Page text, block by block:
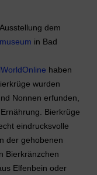
dem
in Bad
haben
wurden
Nonnen erfunden,
Bierkrüge
eindrucksvolle
der gehobenen
Bierkränzchen
Elfenbein oder